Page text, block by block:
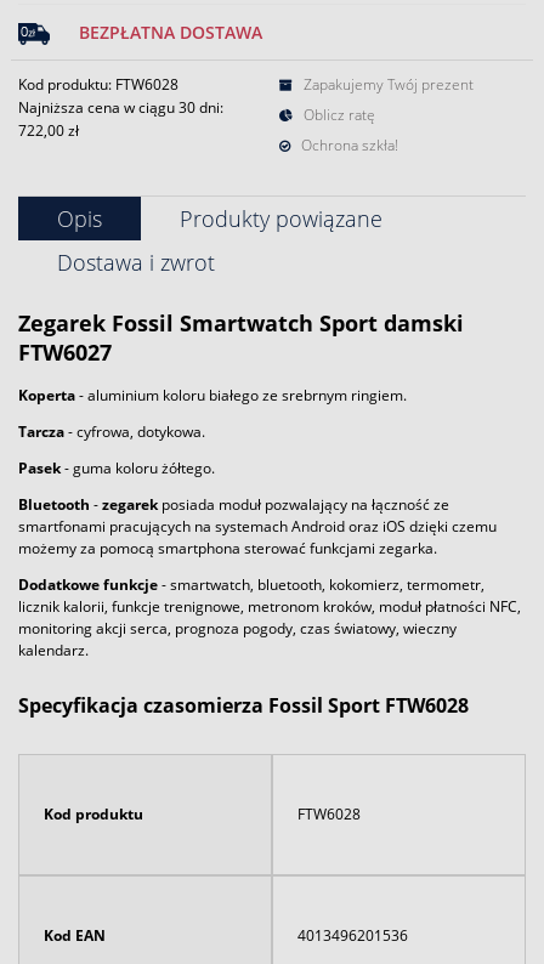
BEZPŁATNA DOSTAWA
Kod produktu: FTW6028
Najniższa cena w ciągu 30 dni:
722,00 zł
Zapakujemy Twój prezent
Oblicz ratę
Ochrona szkła!
Opis
Produkty powiązane
Dostawa i zwrot
Zegarek Fossil Smartwatch Sport damski
FTW6027
Koperta- aluminium koloru białego ze srebrnym ringiem.
Tarcza- cyfrowa, dotykowa.
Pasek- guma koloru żółtego.
Bluetooth -zegarekposiada moduł pozwalający na łączność ze
smartfonami pracujących na systemach Android oraz iOS dzięki czemu
możemy za pomocą smartphona sterować funkcjami zegarka.
Dodatkowe funkcje- smartwatch, bluetooth, kokomierz, termometr,
licznik kalorii, funkcje trenignowe, metronom kroków, moduł płatności NFC,
monitoring akcji serca, prognoza pogody, czas światowy, wieczny
kalendarz.
Specyfikacja czasomierza Fossil Sport FTW6028
Kod produktu FTW6028
Kod EAN 4013496201536